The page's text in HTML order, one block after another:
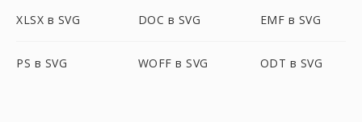
XLSX в SVG DOC в SVG EMF в SVG
PS в SVG WOFF в SVG ODT в SVG